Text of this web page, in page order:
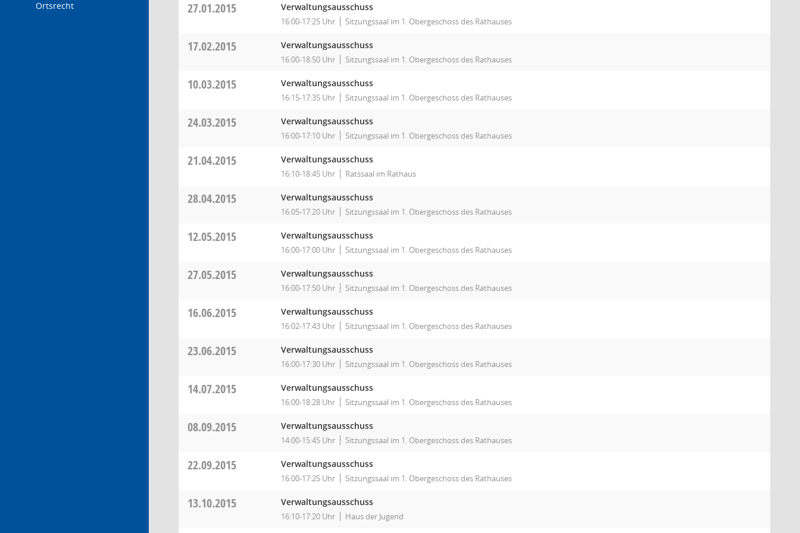
Ortsrecht
27.01.2015 Verwaltungsausschuss
16:00-17:25 Uhr Sitzungssaal im 1. Obergeschoss des Rathauses
17.02.2015 Verwaltungsausschuss
16:00-18:50 Uhr Sitzungssaal im 1. Obergeschoss des Rathauses
10.03.2015 Verwaltungsausschuss
16:15-17:35 Uhr Sitzungssaal im 1. Obergeschoss des Rathauses
24.03.2015 Verwaltungsausschuss
16:00-17:10 Uhr Sitzungssaal im 1. Obergeschoss des Rathauses
21.04.2015 Verwaltungsausschuss
16:10-18:45 Uhr Ratssaal im Rathaus
28.04.2015 Verwaltungsausschuss
16:05-17:20 Uhr Sitzungssaal im 1. Obergeschoss des Rathauses
12.05.2015 Verwaltungsausschuss
16:00-17:00 Uhr Sitzungssaal im 1. Obergeschoss des Rathauses
27.05.2015 Verwaltungsausschuss
16:00-17:50 Uhr Sitzungssaal im 1. Obergeschoss des Rathauses
16.06.2015 Verwaltungsausschuss
16:02-17:43 Uhr Sitzungssaal im 1. Obergeschoss des Rathauses
23.06.2015 Verwaltungsausschuss
16:00-17:30 Uhr Sitzungssaal im 1. Obergeschoss des Rathauses
14.07.2015 Verwaltungsausschuss
16:00-18:28 Uhr Sitzungssaal im 1. Obergeschoss des Rathauses
08.09.2015 Verwaltungsausschuss
14:00-15:45 Uhr Sitzungssaal im 1. Obergeschoss des Rathauses
22.09.2015 Verwaltungsausschuss
16:00-17:25 Uhr Sitzungssaal im 1. Obergeschoss des Rathauses
13.10.2015 Verwaltungsausschuss
16:10-17:20 Uhr Haus der Jugend